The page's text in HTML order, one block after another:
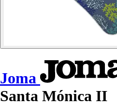
Joma
Santa Mónica II